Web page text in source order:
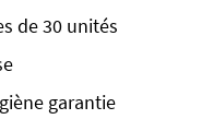
de 30 unités
garantie